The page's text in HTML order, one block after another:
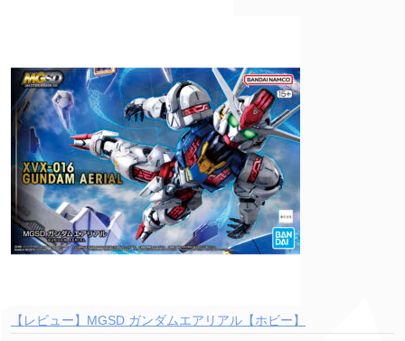
【レビュー】MGSD ガンダムエアリアル【ホビー】